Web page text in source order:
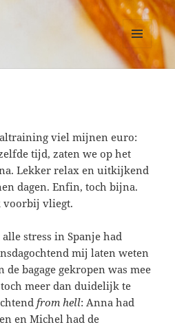
MENU
EN
viel mijnen euro:
tijd, zaten we op het
Lekker relax en uitkijkend
dagen. Enfin, toch bijna.
voorbij vliegt.
stress in Spanje had
mij laten weten
bagage gekropen was mee
meer dan duidelijk te
from hell: Anna had
en Michel had de